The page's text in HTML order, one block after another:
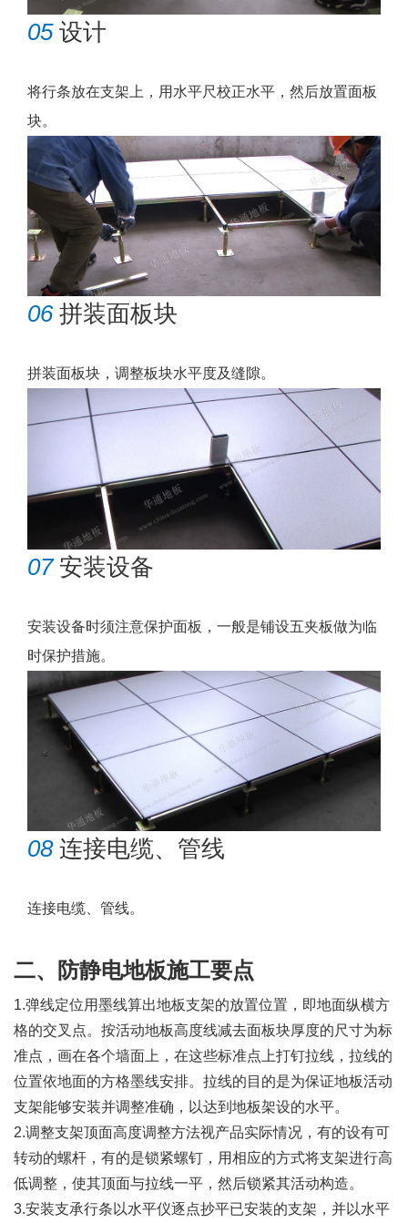
05 设计
将行条放在支架上，用水平尺校正水平，然后放置面板
块。
06 拼装面板块
拼装面板块，调整板块水平度及缝隙。
07 安装设备
安装设备时须注意保护面板，一般是铺设五夹板做为临
时保护措施。
08 连接电缆、管线
连接电缆、管线。
二、防静电地板施工要点
1.弹线定位用墨线算出地板支架的放置位置，即地面纵横方
格的交叉点。按活动地板高度线减去面板块厚度的尺寸为标
准点，画在各个墙面上，在这些标准点上打钉拉线，拉线的
位置依地面的方格墨线安排。拉线的目的是为保证地板活动
支架能够安装并调整准确，以达到地板架设的水平。
2.调整支架顶面高度调整方法视产品实际情况，有的设有可
转动的螺杆，有的是锁紧螺钉，用相应的方式将支架进行高
低调整，使其顶面与拉线一平，然后锁紧其活动构造。
3.安装支承行条以水平仪逐点抄平已安装的支架，并以水平